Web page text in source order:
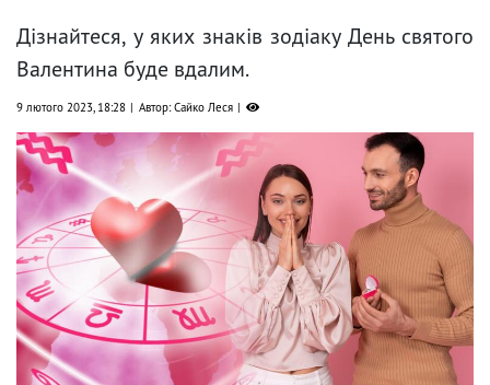
Дізнайтеся, у яких знаків зодіаку День святого
Валентина буде вдалим.
9 лютого 2023, 18:28 Автор: Сайко Леся